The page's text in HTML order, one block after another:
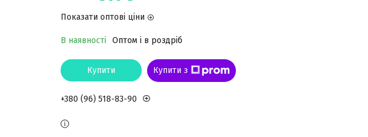
Показати оптові ціни
В наявності Оптом і в роздріб
Купити Купити з
+380 (96) 518-83-90